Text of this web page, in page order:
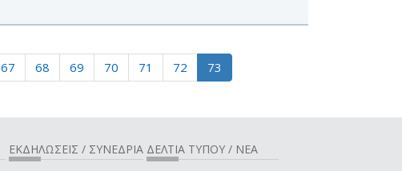
67 68 69 70 71 72 73
ΕΚΔΗΛΩΣΕΙΣ / ΣΥΝΕΔΡΙΑ ΔΕΛΤΙΑ ΤΥΠΟΥ / ΝΕΑ